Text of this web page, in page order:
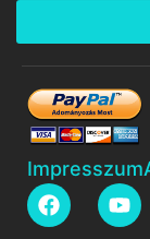
Impresszum